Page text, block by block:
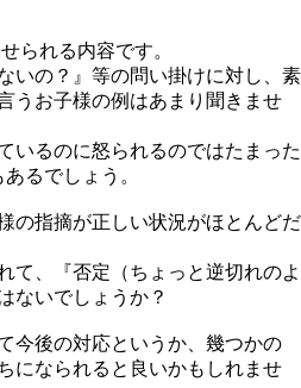
られる内容です。
いの？』等の問い掛けに対し、素
うお子様の例はあまり聞きませ
いるのに怒られるのではたまった
るでしょう。
の指摘が正しい状況がほとんどだ
て、『否定（ちょっと逆切れのよ
ないでしょうか？
今後の対応というか、幾つかの
になられると良いかもしれませ